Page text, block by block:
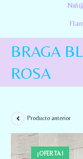
BRAGA
ROSA
¡OFERTA!
Producto anterior